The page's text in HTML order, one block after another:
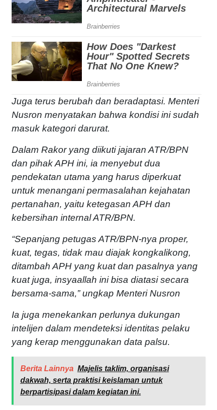
Juga terus berubah dan beradaptasi. Menteri
Nusron menyatakan bahwa kondisi ini sudah
masuk kategori darurat.
Dalam Rakor yang diikuti jajaran ATR/BPN
dan pihak APH ini, ia menyebut dua
pendekatan utama yang harus diperkuat
untuk menangani permasalahan kejahatan
pertanahan, yaitu ketegasan APH dan
kebersihan internal ATR/BPN.
“Sepanjang petugas ATR/BPN-nya proper,
kuat, tegas, tidak mau diajak kongkalikong,
ditambah APH yang kuat dan pasalnya yang
kuat juga, insyaallah ini bisa diatasi secara
bersama-sama,” ungkap Menteri Nusron
Ia juga menekankan perlunya dukungan
intelijen dalam mendeteksi identitas pelaku
yang kerap menggunakan data palsu.
Berita Lainnya Majelis taklim, organisasi
dakwah, serta praktisi keislaman untuk
berpartisipasi dalam kegiatan ini.